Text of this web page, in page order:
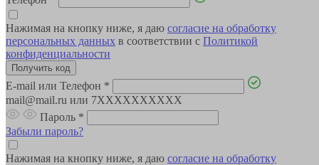
Нажимая на кнопку ниже, я даю согласие на обработку
персональных данных в соответствии с Политикой
конфиденциальности
E-mail или Телефон *
mail@mail.ru или 7XXXXXXXXXX
Пароль *
Забыли пароль?
Нажимая на кнопку ниже, я даю согласие на обработку